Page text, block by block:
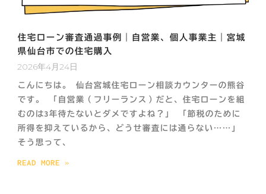
住宅ローン審査通過事例｜自営業、個人事業主｜宮城
県仙台市での住宅購入
2026年4月24日
こんにちは。 仙台宮城住宅ローン相談カウンターの熊谷
です。 「自営業（フリーランス）だと、住宅ローンを組
むのは3年待たないとダメですよね？」 「節税のために
所得を抑えているから、どうせ審査には通らない……」
そう思って、
READ MORE »